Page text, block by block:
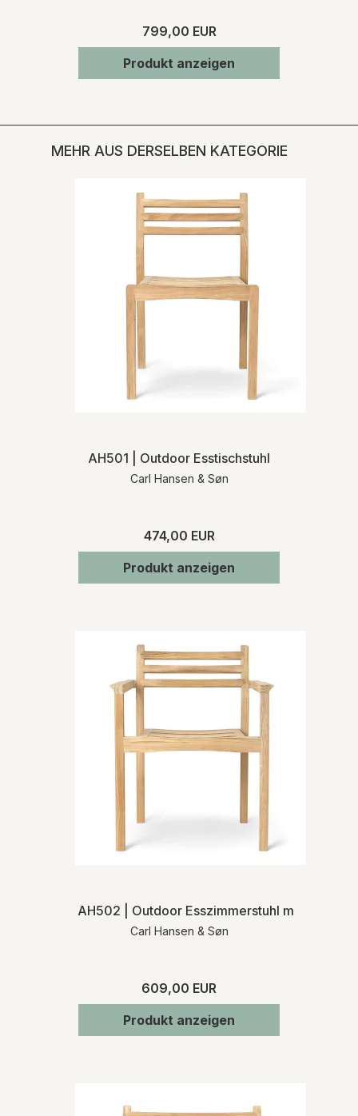
799,00 EUR
Produkt anzeigen
MEHR AUS DERSELBEN KATEGORIE
AH501 | Outdoor Esstischstuhl
Carl Hansen & Søn
474,00 EUR
Produkt anzeigen
AH502 | Outdoor Esszimmerstuhl mit
Carl Hansen & Søn
609,00 EUR
Produkt anzeigen